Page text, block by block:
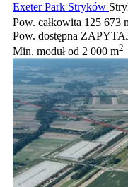
Exeter Park Stryków
Pow. całkowita 125 673
Pow. dostępna
Min. modułod 2 000 m2